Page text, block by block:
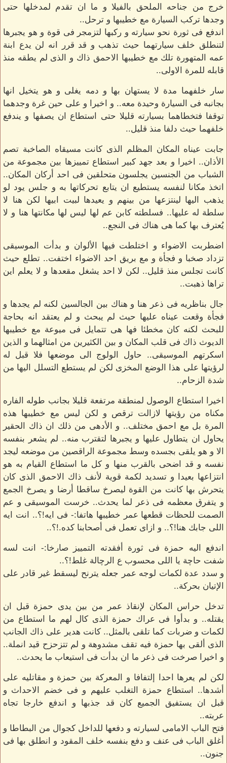
خرج من جناحه الملحق بالفيلا و ما ان تقدم لمدخلها حتى
وجدها تركب السيارة مع خطيبها و ترحل..
اندفع فى ثورة نحو سيارته و ركبها لتزمجر فى قوة و هو يجبرها
لتنطلق خلف سيارتهما حيث تذهب و قد قرر انه لن يدع ابنة
عمه المتهورة تلك مع خطيبها الاحمق ذاك و الذى لم يطقه منذ
قابله للمرة الاولى..
سار خلفهما مدة لا يستهان بها و دمه يغلى و هو يتخيل انها
بجانبه فى السيارة وحيدة معه.. و اخيرا و على حين غرة وجدهما
توقفا فتخطاهما بسيارته قليلا حتى استطاع ان يصفها و يندفع
خلفهما حيث دلفا منذ قليل..
جابت عيناه المكان المظلم الذى كانت مسيقاه الصاخبة تصم
الأذان.. اخيرا و بعد جهد كبير استطاع تمييزها بين مجموعة من
الشباب من الجنسين يجلسون متحلقين فى احد أركان المكان..
اتخذ مكانا لنفسه يستطيع ان يتابع تحركاتها به و جلس يود لو
يذهب اليها لينتزعها من بينهم و يعيدها لبيت ابيها لكن هنا لا
سلطة له عليها.. فسلطته كابن عم لها ليس لها مكانتها هنا و لا
يُعترف بها كما هى هناك فى النجع..
اضطربت الاضواء و اختلطت فيها الألوان و بدأت الموسيقى
تزداد صخبا و فجأة و مع بريق احد الاضواء اختفت.. تطلع حيث
كانت تجلس منذ قليل.. لكن لا احد يشغل مقعدها و لا يعلم اين
تراها ذهبت..
جال بناظريه فى ذعر هنا و هناك بين الجالسين لكنه لم يجدها و
فجأة وقعت عيناه عليها حيث لم يبحث و لم يعتقد انه بحاجة
للبحث لكنه كان مخطئا فها هى تتمايل فى ميوعة مع خطيبها
الديوث ذاك فى قلب المكان و بين الكثيرين من امثالهما و الذين
اسكرتهم الموسيقى.. حاول الولوج الى موضعها فلا قبل له
لرؤيتها على هذا الوضع المخزى لكن لم يستطع التسلل اليها من
شدة الزحام..
اخيرا استطاع الوصول لمنطقة مرتفعة قليلا بجانب طوله الفاره
مكناه من رؤيتها لازالت ترقص و لكن ليس مع خطيبها هذه
المرة بل مع احمق مختلف.. و الأدهى من ذلك ان ذاك الحقير
يحاول ان يتطاول عليها و يجبرها لتقترب منه.. لم يشعر بنفسه
الا و هو يلقى بجسده وسط مجموعة الراقصين من موضعه ليجد
نفسه و قد اضحى بالقرب منها و كل ما استطاع القيام به هو
انتزاعها بعيدا و تسديد لكمة قوية لأنف ذاك الاحمق الذى كان
يتحرش بها كانت من القوة ليصرخ ساقطا أرضا و يصرخ الجمع
و يتفرق معظمه فى ذعر لما يحدث.. خرست الموسيقى و عم
الصمت للحظات قطعها عمر خطيبها هاتفا:- فى ايه!؟.. انت ايه
اللى جابك هنا!؟.. و ازاى تعمل فى أصحابنا كده.!؟..
اندفع اليه حمزة فى ثورة أفقدته التمييز صارخا:- انت لسه
شفت حاچة يا اللى محسوب ع الرچالة غلط!؟..
و سدد عدة لكمات لوجه عمر جعله يترنح ليسقط غير قادر على
الإتيان بحركة..
تدخل حراس المكان لإنقاذ عمر من بين يدى حمزة قبل ان
يقتله.. و بدأوا فى عراك حمزة الذى كال لهم ما استطاع من
لكمات و ضربات كما تلقى بالمثل.. كانت هدير على ذاك الجانب
الذى ألقى بها حمزة فيه تقف مشدوهة و لم تتزحزح قيد انملة..
و اخيرا صرخت فى ذعر ما ان بدأت فى استيعاب ما يحدث..
لكن لم يعرها احدا إلتفافا و المعركة بين حمزة و مقاتليه على
أشدها.. استطاع حمزة التغلب عليهم و فى خضم الاحداث و
قبل ان يستفيق الجميع كان قد جذبها و اندفع خارجا تجاه
عربته..
فتح الباب الامامى لسيارته و دفعها للداخل كجوال من البطاطا و
أغلق الباب فى عنف و دفع بنفسه خلف المقود و انطلق بها فى
جنون..